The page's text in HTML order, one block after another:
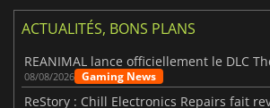
ACTUALITÉS, BONS PLANS
REANIMAL lance officiellement le DLC
08/08/2026 Gaming News